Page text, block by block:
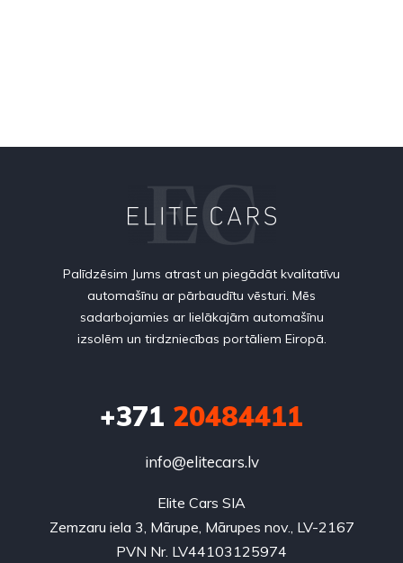
Palīdzēsim Jums atrast un piegādāt kvalitatīvu
automašīnu ar pārbaudītu vēsturi. Mēs
sadarbojamies ar lielākajām automašīnu
izsolēm un tirdzniecības portāliem Eiropā.
+371 20484411
info@elitecars.lv
Elite Cars SIA
Zemzaru iela 3, Mārupe, Mārupes nov., LV-2167
PVN Nr. LV44103125974